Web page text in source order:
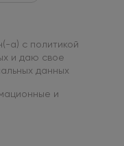
а) с политикой
и даю свое
данных
и